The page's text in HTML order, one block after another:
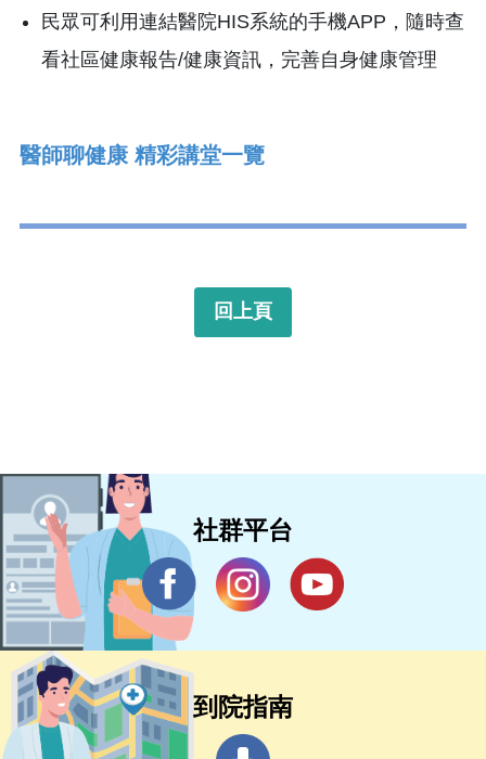
民眾可利用連結醫院HIS系統的手機APP，隨時查
看社區健康報告/健康資訊，完善自身健康管理
醫師聊健康 精彩講堂一覽
回上頁
社群平台
到院指南